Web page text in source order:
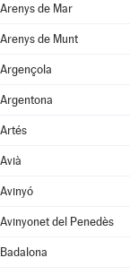
Arenys de Mar
Arenys de Munt
Argençola
Argentona
Artés
Avià
Avinyó
Avinyonet del Penedès
Badalona